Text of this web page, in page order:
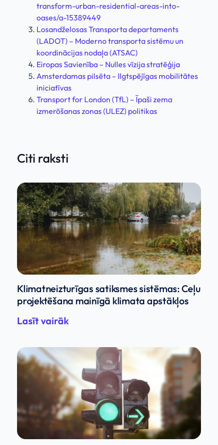
transform-urban-residential-areas-into-
oases/a-15389449
Losandželosas Transporta departaments
(LADOT) – Moderno transporta sistēmu un
koordinācijas nodaļa (ATSAC)
Eiropas Savienība – Nulles vīzija stratēģija
Amsterdamas pilsēta – Ilgtspējīgas mobilitātes
iniciatīvas
Transport for London (TfL) – Īpaši zema
izmerōšanas zonas (ULEZ) politikas
Citi raksti
Klimatneizturīgas satiksmes sistēmas: Ceļu
projektēšana mainīgā klimata apstākļos
Lasīt vairāk